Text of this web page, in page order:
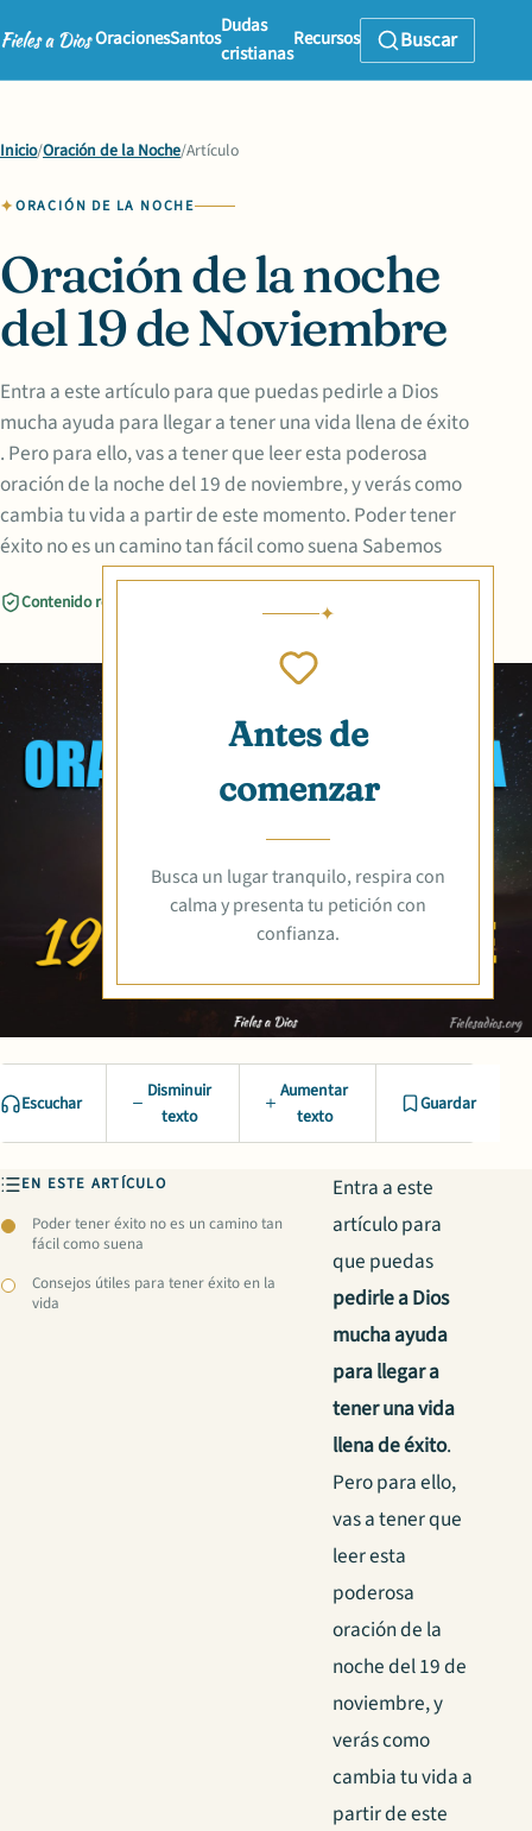
OracionesSantos
Dudas
cristianas
Recursos Buscar
Inicio/Oración de la Noche/Artículo
ORACIÓN DE LA NOCHE
Oración de la noche
del 19 de Noviembre
Entra a este artículo para que puedas pedirle a Dios
mucha ayuda para llegar a tener una vida llena de éxito
. Pero para ello, vas a tener que leer esta poderosa
oración de la noche del 19 de noviembre, y verás como
cambia tu vida a partir de este momento. Poder tener
éxito no es un camino tan fácil como suena Sabemos
Contenido revisado
Antes de
comenzar
Busca un lugar tranquilo, respira con
calma y presenta tu petición con
confianza.
Escuchar
Disminuir
texto
Aumentar
texto
Guardar
EN ESTE ARTÍCULO
Poder tener éxito no es un camino tan
fácil como suena
Consejos útiles para tener éxito en la
vida
Entra a este
artículo para
que puedas
pedirle a Dios
mucha ayuda
para llegar a
tener una vida
llena de éxito.
Pero para ello,
vas a tener que
leer esta
poderosa
oración de la
noche del 19 de
noviembre, y
verás como
cambia tu vida a
partir de este